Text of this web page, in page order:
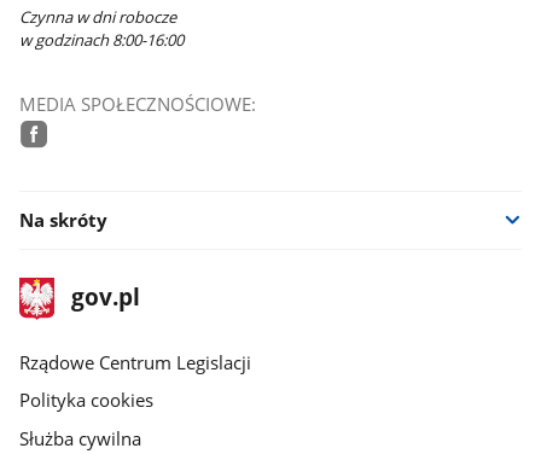
Czynna w dni robocze
w godzinach 8:00-16:00
MEDIA SPOŁECZNOŚCIOWE:
Na skróty
stopka
gov.plStrona
gov.pl
Rządowe Centrum Legislacji
Polityka cookies
Służba cywilna